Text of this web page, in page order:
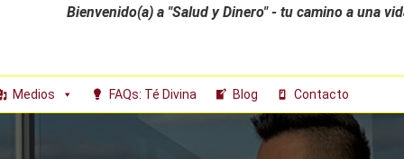
Bienvenido(a) a "Salud y Dinero" - tu camino a una
Medios FAQs: Té Divina Blog Contacto